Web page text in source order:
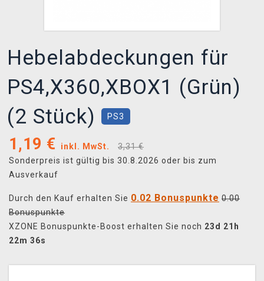
Hebelabdeckungen für
PS4,X360,XBOX1 (Grün)
(2 Stück)
PS3
1,19 € inkl. MwSt.
3,31 €
Sonderpreis ist gültig bis 30.8.2026 oder bis zum
Ausverkauf
Durch den Kauf erhalten Sie 0.02 Bonuspunkte 0.00
Bonuspunkte
XZONE Bonuspunkte-Boost erhalten Sie noch 23d 21h
22m 36s